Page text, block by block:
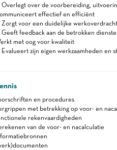
Overlegt over de voorbereiding,
effectief en efficiënt
Zorgt voor een duidelijke werkoverdracht
Geeft feedback aan de betrokken
met oog voor kwaliteit
Evalueert zijn eigen werkzaamheden en
en procedures
met betrekking op voor- en
rekenvaardigheden
van de voor- en nacalculatie